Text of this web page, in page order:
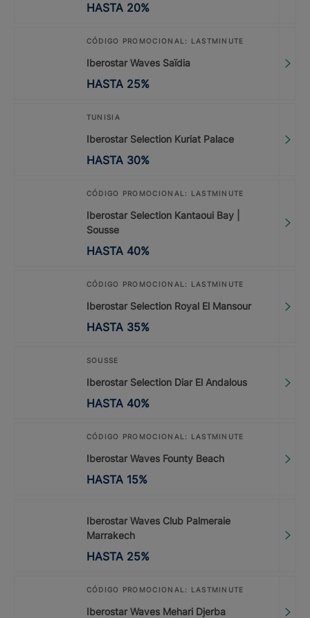
HASTA 20%
CÓDIGO PROMOCIONAL: LASTMINUTE
Iberostar Waves Saïdia
HASTA 25%
TUNISIA
Iberostar Selection Kuriat Palace
HASTA 30%
CÓDIGO PROMOCIONAL: LASTMINUTE
Iberostar Selection Kantaoui Bay |
Sousse
HASTA 40%
CÓDIGO PROMOCIONAL: LASTMINUTE
Iberostar Selection Royal El Mansour
HASTA 35%
SOUSSE
Iberostar Selection Diar El Andalous
HASTA 40%
CÓDIGO PROMOCIONAL: LASTMINUTE
Iberostar Waves Founty Beach
HASTA 15%
Iberostar Waves Club Palmeraie
Marrakech
HASTA 25%
CÓDIGO PROMOCIONAL: LASTMINUTE
Iberostar Waves Mehari Djerba